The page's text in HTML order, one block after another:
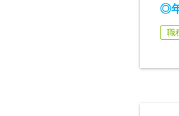
◎
職